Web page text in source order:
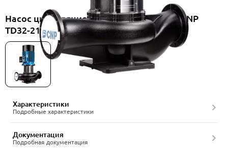
Насос циркуляционный вертикальный CNP
TD32-21G/2SWSCJ
Характеристики
Подробные характеристики
Документация
Подробная документация